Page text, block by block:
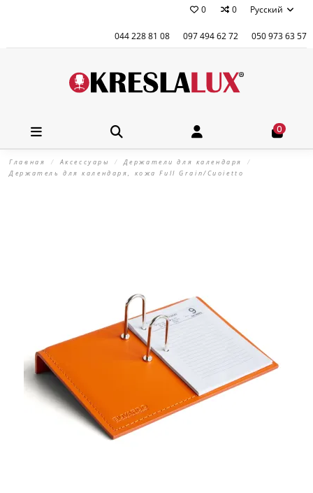
0 0 Русский
044 228 81 08 097 494 62 72 050 973 63 57
0
Главная Аксессуары
Держатели для календаря
Держатель для календаря, кожа Full Grain/Cuoietto